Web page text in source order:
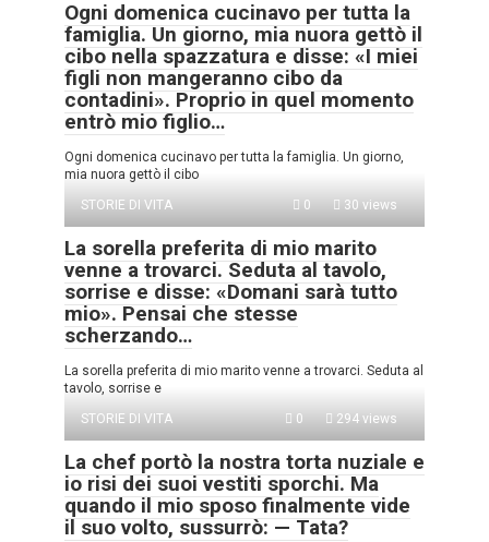
Ogni domenica cucinavo per tutta la
famiglia. Un giorno, mia nuora gettò il
cibo nella spazzatura e disse: «I miei
figli non mangeranno cibo da
contadini». Proprio in quel momento
entrò mio figlio…
Ogni domenica cucinavo per tutta la famiglia. Un giorno,
mia nuora gettò il cibo
STORIE DI VITA
0 30 views
La sorella preferita di mio marito
venne a trovarci. Seduta al tavolo,
sorrise e disse: «Domani sarà tutto
mio». Pensai che stesse
scherzando…
La sorella preferita di mio marito venne a trovarci. Seduta al
tavolo, sorrise e
STORIE DI VITA
0 294 views
La chef portò la nostra torta nuziale e
io risi dei suoi vestiti sporchi. Ma
quando il mio sposo finalmente vide
il suo volto, sussurrò: — Tata?